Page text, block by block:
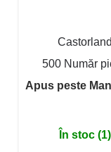
Castorland
500 Număr
Apus peste
În stoc (1)